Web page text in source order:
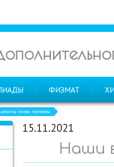
ФИЗМАТ
снова призеры
15.11.2021
Наши